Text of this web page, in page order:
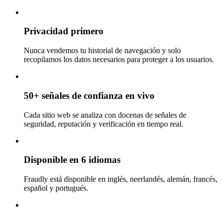
Privacidad primero
Nunca vendemos tu historial de navegación y solo
recopilamos los datos necesarios para proteger a los usuarios.
50+ señales de confianza en vivo
Cada sitio web se analiza con docenas de señales de
seguridad, reputación y verificación en tiempo real.
Disponible en 6 idiomas
Fraudly está disponible en inglés, neerlandés, alemán, francés,
español y portugués.